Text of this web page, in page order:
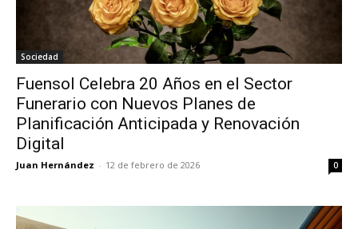
Sociedad
Fuensol Celebra 20 Años en el Sector
Funerario con Nuevos Planes de
Planificación Anticipada y Renovación
Digital
Juan Hernández - 12 de febrero de 2026 0